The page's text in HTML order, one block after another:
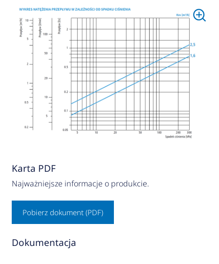
Karta PDF
Najważniejsze informacje o produkcie.
Pobierz dokument (PDF)
Dokumentacja